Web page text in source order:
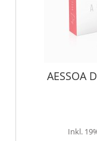
AESSOA
Inkl.